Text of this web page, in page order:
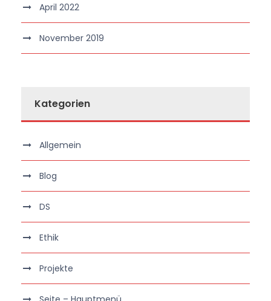
April 2022
November 2019
Kategorien
Allgemein
Blog
DS
Ethik
Projekte